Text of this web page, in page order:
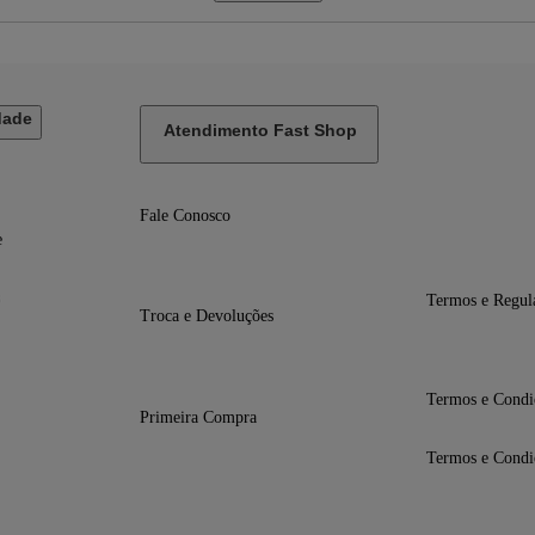
60 qps. Gravação de vídeo HD de 1080p a 25 qps, 30 qps ou 60 qps.
mm
Atendimento Fast Shop
Fale Conosco
Troca e Devoluções
Primeira Compra
Termos e
Termos e
Termos e